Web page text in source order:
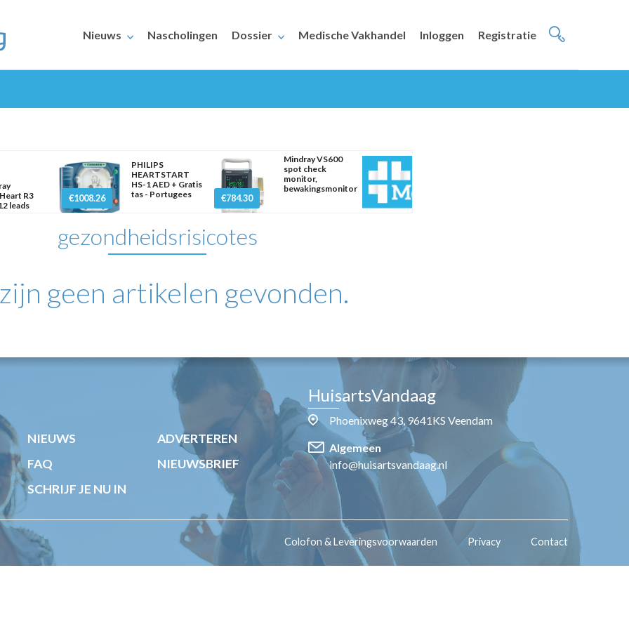
Nieuws Nascholingen Dossier Medische Vakhandel Inloggen Registratie
R3
leads
€1008.26
PHILIPS
HEARTSTART
HS-1 AED + Gratis
tas - Portugees
€784.30
Mindray VS600
spot check
monitor,
bewakingsmonitor
gezondheidsrisicotes
geen artikelen gevonden.
NIEUWS
ADVERTEREN
FAQ
NIEUWSBRIEF
SCHRIJF JE NU IN
HuisartsVandaag
Phoenixweg 43, 9641KS Veendam
Algemeen
info@huisartsvandaag.nl
Colofon & Leveringsvoorwaarden Privacy Contact